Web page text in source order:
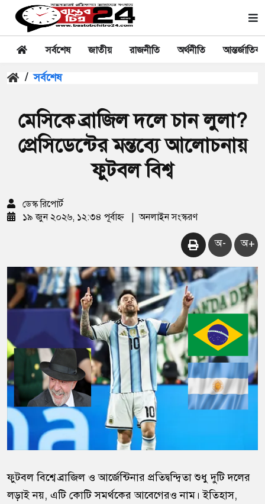
সর্বশেষ জাতীয় রাজনীতি অর্থনীতি আন্তর্জাতিক
/ সর্বশেষ
মেসিকে ব্রাজিল দলে চান লুলা?
প্রেসিডেন্টের মন্তব্যে আলোচনায়
ফুটবল বিশ্ব
ডেস্ক রিপোর্ট
১৯ জুন ২০২৬, ১২:৩৪ পূর্বাহ্ন
অনলাইন সংস্করণ
অ- অ+
ফুটবল বিশ্বে ব্রাজিল ও আর্জেন্টিনার প্রতিদ্বন্দ্বিতা শুধু দুটি দলের
লড়াই নয়, এটি কোটি সমর্থকের আবেগেরও নাম। ইতিহাস,